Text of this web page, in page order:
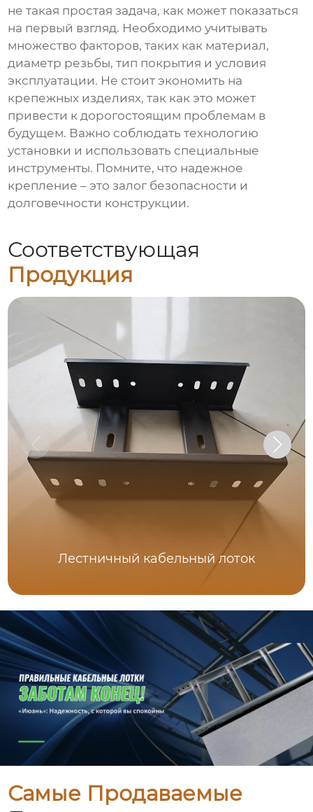
не такая простая задача, как может показаться
на первый взгляд. Необходимо учитывать
множество факторов, таких как материал,
диаметр резьбы, тип покрытия и условия
эксплуатации. Не стоит экономить на
крепежных изделиях, так как это может
привести к дорогостоящим проблемам в
будущем. Важно соблюдать технологию
установки и использовать специальные
инструменты. Помните, что надежное
крепление – это залог безопасности и
долговечности конструкции.
Соответствующая
Продукция
Лестничный кабельный лоток
Самые Продаваемые